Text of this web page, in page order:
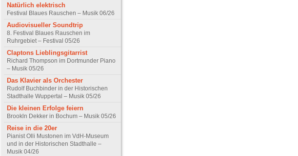
Natürlich elektrisch
Festival Blaues Rauschen – Musik 06/26
Audiovisueller Soundtrip
8. Festival Blaues Rauschen im
Ruhrgebiet – Festival 05/26
Claptons Lieblingsgitarrist
Richard Thompson im Dortmunder Piano
– Musik 05/26
Das Klavier als Orchester
Rudolf Buchbinder in der Historischen
Stadthalle Wuppertal – Musik 05/26
Die kleinen Erfolge feiern
Brookln Dekker in Bochum – Musik 05/26
Reise in die 20er
Pianist Olli Mustonen im VdH-Museum
und in der Historischen Stadthalle –
Musik 04/26